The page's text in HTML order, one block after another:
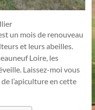
un mois de renouveau
et leurs abeilles.
Loire, les
Laissez-moi vous
l’apiculture en cette